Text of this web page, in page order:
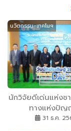
นวัตกรรม-เทคโนฯ
นักวิจัยดีเด่นแห่งช
ทางแห่งปัญ
ประสบการณ์วิจัยแ
31 ธ.ค.